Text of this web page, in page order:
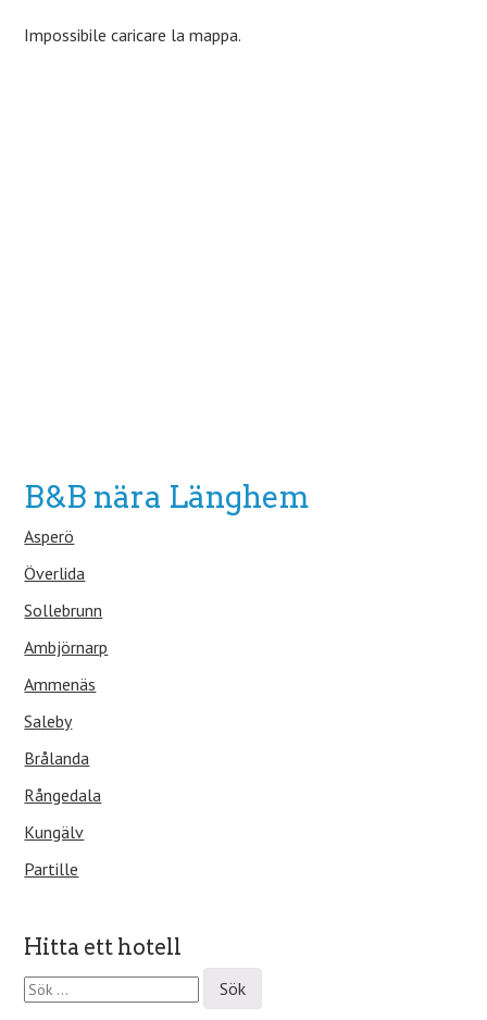
Impossibile caricare la mappa.
B&B nära Länghem
Asperö
Överlida
Sollebrunn
Ambjörnarp
Ammenäs
Saleby
Brålanda
Rångedala
Kungälv
Partille
Hitta ett hotell
S
ö